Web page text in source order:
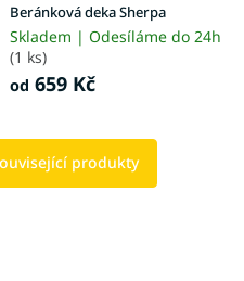
Beránková deka Sherpa
Skladem | Odesíláme do 24h
(1 ks)
od 659 Kč
produkty